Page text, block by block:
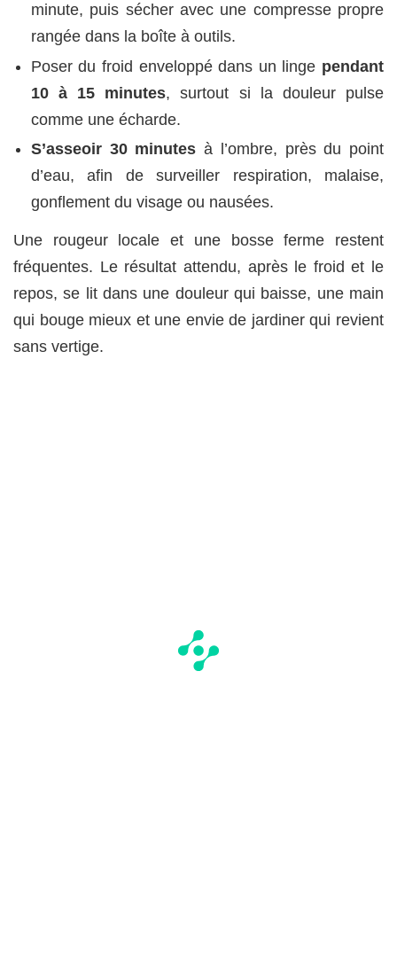
minute, puis sécher avec une compresse propre
rangée dans la boîte à outils.
Poser du froid enveloppé dans un linge pendant
10 à 15 minutes, surtout si la douleur pulse
comme une écharde.
S’asseoir 30 minutes à l’ombre, près du point
d’eau, afin de surveiller respiration, malaise,
gonflement du visage ou nausées.
Une rougeur locale et une bosse ferme restent
fréquentes. Le résultat attendu, après le froid et le
repos, se lit dans une douleur qui baisse, une main
qui bouge mieux et une envie de jardiner qui revient
sans vertige.